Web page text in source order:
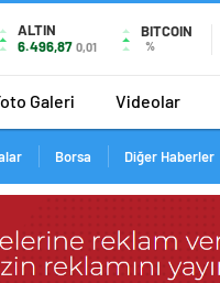
ALTIN
6.496,87 0,01
BITCOIN
%
Galeri Videolar
Borsa Diğer Haberler